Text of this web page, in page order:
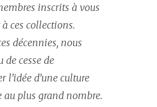
inscrits à vous
ces collections.
décennies, nous
de cesse de
l’idée d’une culture
au plus grand nombre.